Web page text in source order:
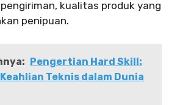
kualitas produk yang
penipuan.
Pengertian Hard Skill:
Teknis dalam Dunia